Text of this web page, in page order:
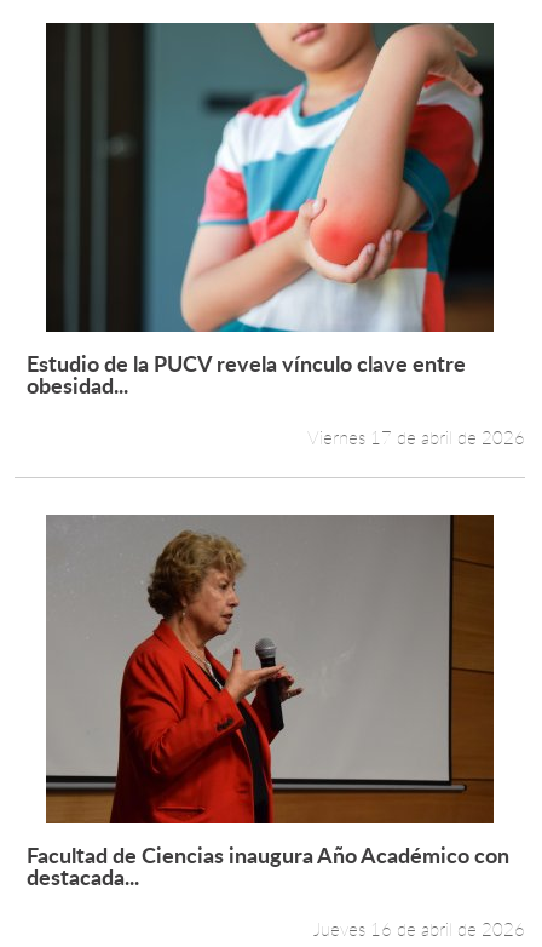
Leer más +
Estudio de la PUCV revela vínculo clave entre
obesidad...
Viernes 17 de abril de 2026
Leer más +
Facultad de Ciencias inaugura Año Académico con
destacada...
Jueves 16 de abril de 2026